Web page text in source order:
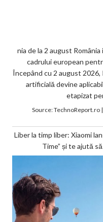
nia de la 2 august
cadrului european
Începând cu 2 august
artificială devine
etapizat
Source:TechnoReport.ro|
Liber la timp liber: Xiaomi
Time” și te ajută